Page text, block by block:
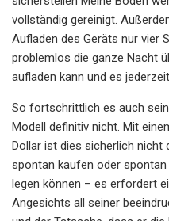
vollständig gereinigt.
Aufladen des Geräts nur vier
problemlos die ganze Nacht
aufladen kann und es
So fortschrittlich es auch
Modell definitiv nicht. Mit
Dollar ist dies sicherlich nicht
spontan kaufen oder
legen können – es erfordert
Angesichts all seiner